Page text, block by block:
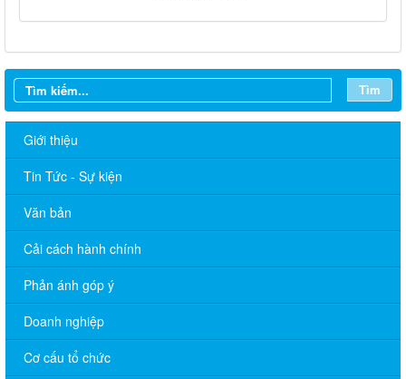
Tìm
Giới thiệu
Tin Tức - Sự kiện
Văn bản
Cải cách hành chính
Phản ánh góp ý
Doanh nghiệp
Cơ cấu tổ chức
Quyết định 672/QĐ-UBND về việc cho phép chuyển mục đích
Quyết định 671/QĐ-UBND về việc cho phép chuyển mục đích
sử dụng đất bà Nguyễn Thị Cuối